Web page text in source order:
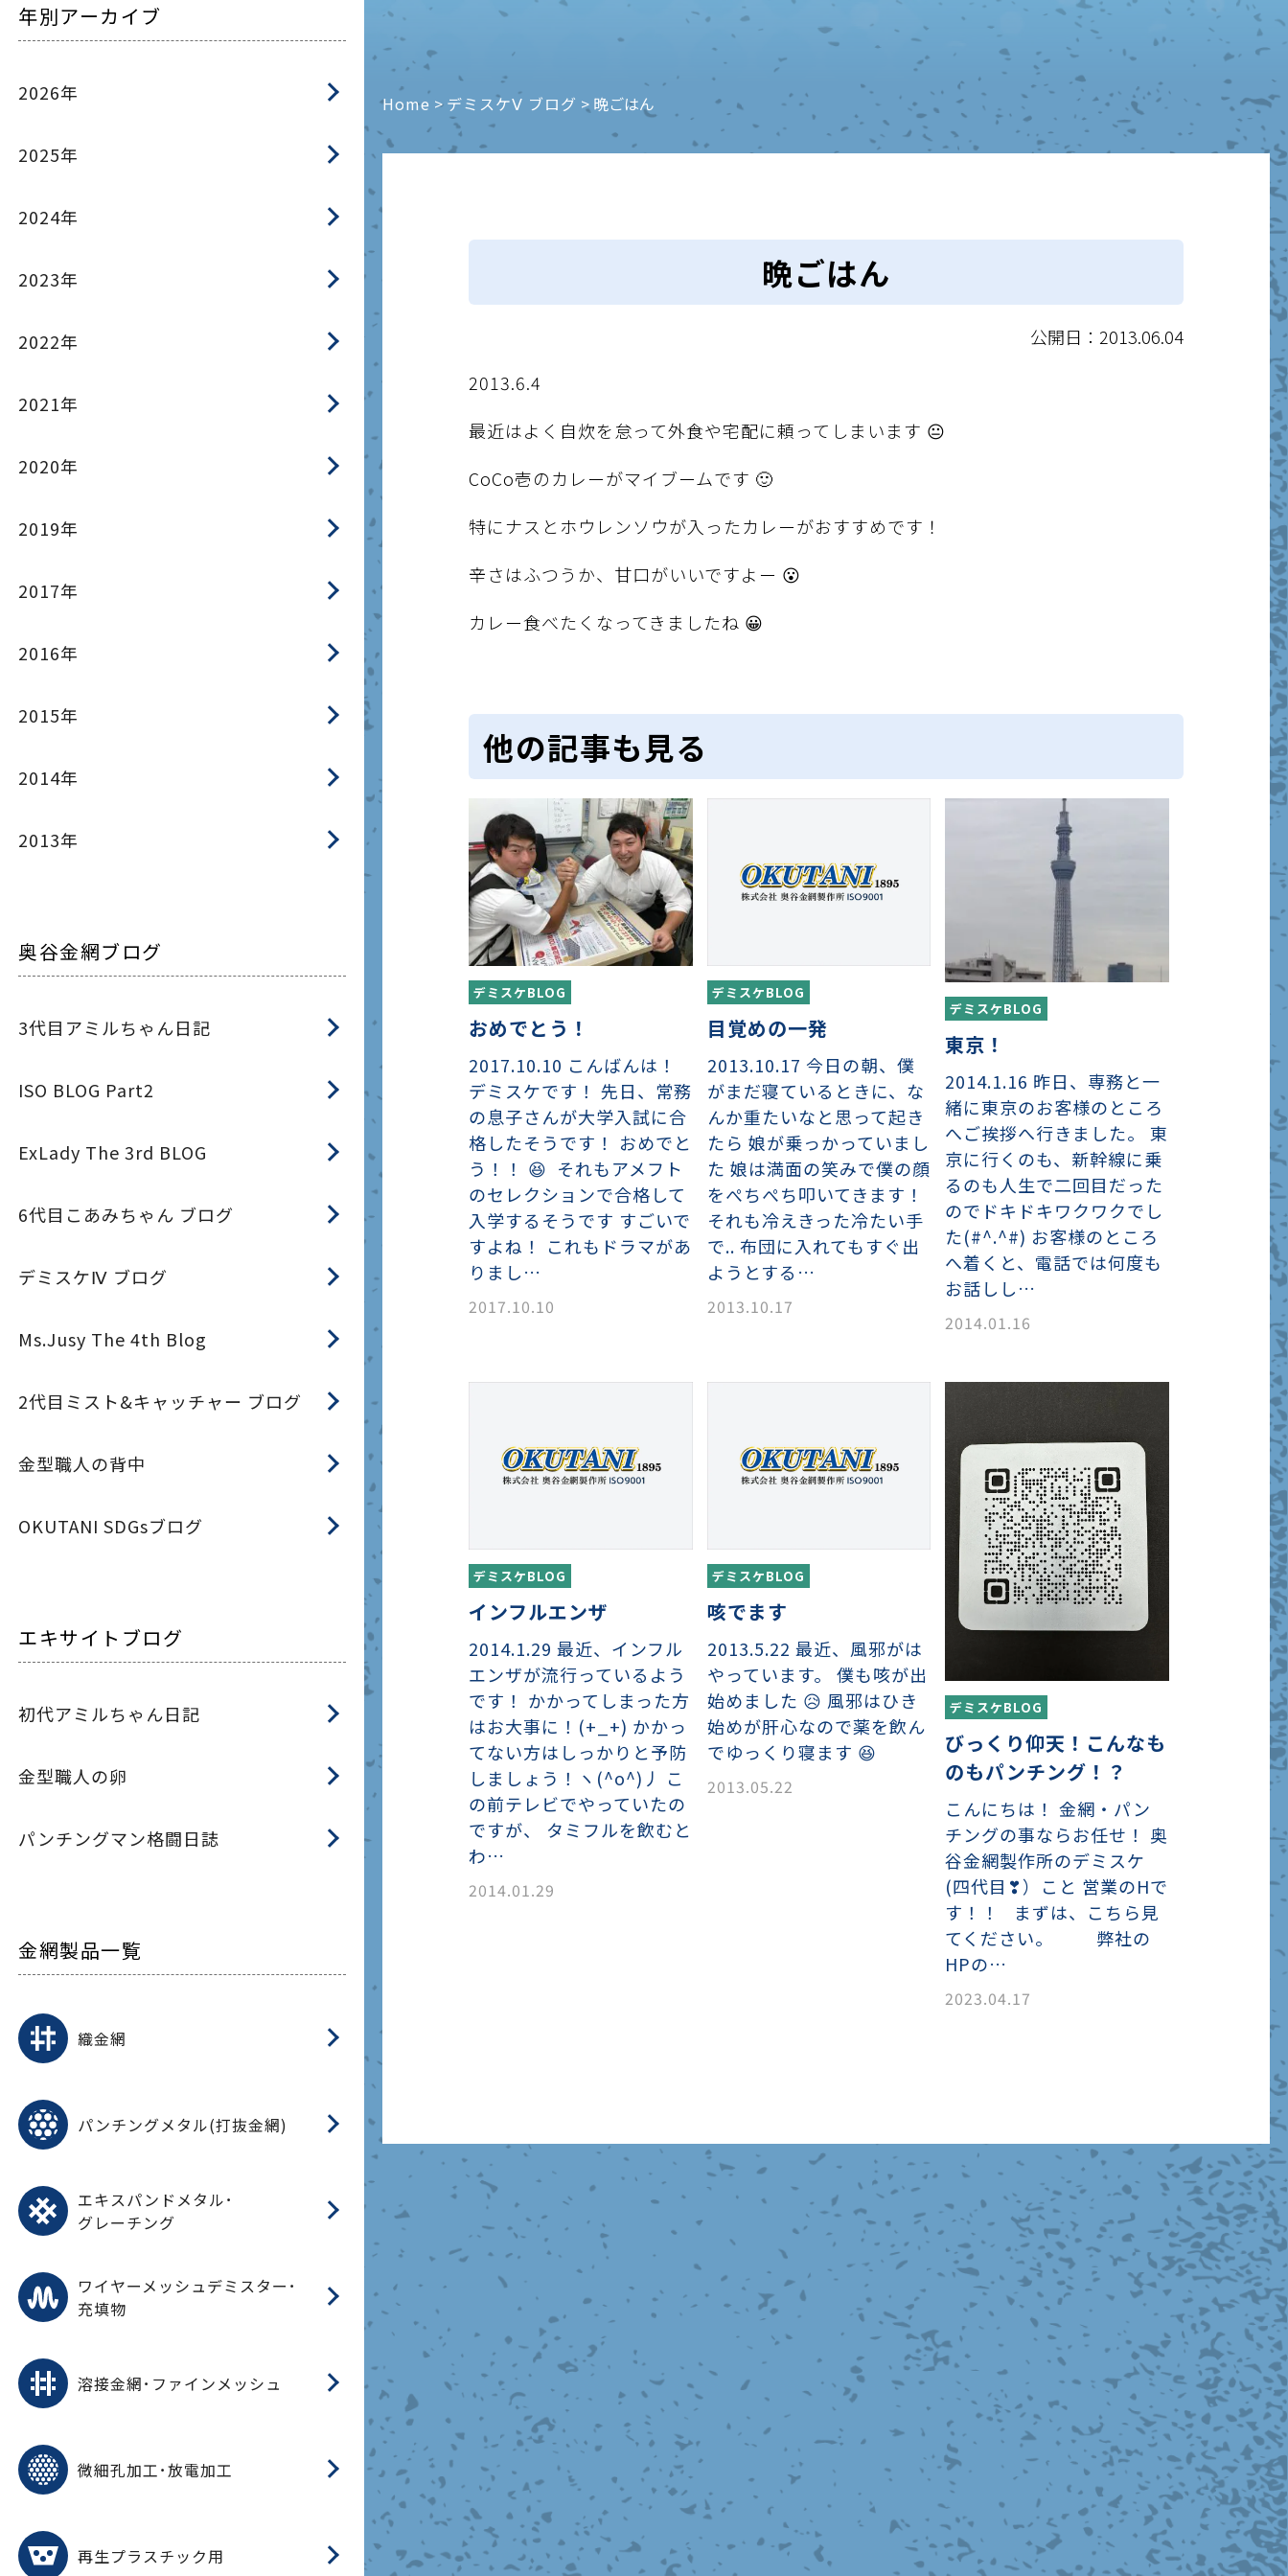
年別アーカイブ
2026年
2025年
2024年
2023年
2022年
2021年
2020年
2019年
2017年
2016年
2015年
2014年
2013年
奥谷金網ブログ
3代目アミルちゃん日記
ISO BLOG Part2
ExLady The 3rd BLOG
6代目こあみちゃん ブログ
デミスケⅣ ブログ
Ms.Jusy The 4th Blog
2代目ミスト&キャッチャー ブログ
金型職人の背中
OKUTANI SDGsブログ
エキサイトブログ
初代アミルちゃん日記
金型職人の卵
パンチングマン格闘日誌
金網製品一覧
織金網
パンチングメタル(打抜金網)
オーダーシート
脂）
パンチング™
PUNCHING）
エキスパンドメタル･
グレーチング
エキスパンドメタル
CFRTP EXメッシュ『CF
TON』
グレーチング
ワイヤーメッシュデミスター･
充填物
ワイヤーメッシュデミスター
蒸留用填充物
デミスター加工品
溶接金網･ファインメッシュ
溶接金網
ファインメッシュ
ファインメッシュ加工品
微細孔加工･放電加工
電子ビームドリル加工
EBD電子ビームドリル加工
参考データ
多軸同時・微細ドリリング・
ルーター・ザグリ加工(金型レ
ス)
レーザースクリーン
再生プラスチック用
再生プラスチック用レーザー
フィルター
造粒機用消耗部品
粉砕機用消耗部品
Home > デミスケⅤ ブログ > 晩ごはん
晩ごはん
公開日：2013.06.04
2013.6.4
最近はよく自炊を怠って外食や宅配に頼ってしまいます 😐
CoCo壱のカレーがマイブームです 🙂
特にナスとホウレンソウが入ったカレーがおすすめです！
辛さはふつうか、甘口がいいですよー 😮
カレー食べたくなってきましたね 😀
他の記事も見る
デミスケBLOG
おめでとう！
2017.10.10 こんばんは！
デミスケです！ 先日、常務
の息子さんが大学入試に合
格したそうです！ おめでと
う！！ 😆 それもアメフト
のセレクションで合格して
入学するそうです すごいで
すよね！ これもドラマがあ
りまし…
2017.10.10
デミスケBLOG
目覚めの一発
2013.10.17 今日の朝、僕
がまだ寝ているときに、な
んか重たいなと思って起き
たら 娘が乗っかっていまし
た 娘は満面の笑みで僕の顔
をぺちぺち叩いてきます！
それも冷えきった冷たい手
で.. 布団に入れてもすぐ出
ようとする…
2013.10.17
デミスケBLOG
東京！
2014.1.16 昨日、専務と一
緒に東京のお客様のところ
へご挨拶へ行きました。 東
京に行くのも、新幹線に乗
るのも人生で二回目だった
のでドキドキワクワクでし
た(#^.^#) お客様のところ
へ着くと、電話では何度も
お話しし…
2014.01.16
デミスケBLOG
インフルエンザ
2014.1.29 最近、インフル
エンザが流行っているよう
です！ かかってしまった方
はお大事に！(+_+) かかっ
てない方はしっかりと予防
しましょう！ヽ(^o^)丿 こ
の前テレビでやっていたの
ですが、 タミフルを飲むと
わ…
2014.01.29
デミスケBLOG
咳でます
2013.5.22 最近、風邪がは
やっています。 僕も咳が出
始めました 😥 風邪はひき
始めが肝心なので薬を飲ん
でゆっくり寝ます 😆
2013.05.22
デミスケBLOG
びっくり仰天！こんなも
のもパンチング！？
こんにちは！ 金網・パン
チングの事ならお任せ！ 奥
谷金網製作所のデミスケ
(四代目❣）こと 営業のHで
す！！ まずは、こちら見
てください。 弊社の
HPの…
2023.04.17